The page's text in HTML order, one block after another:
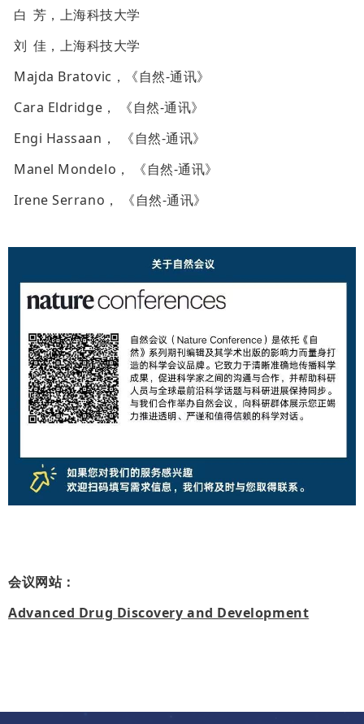
白 芳，上海科技大学
刘 佳，上海科技大学
Majda Bratovic，《自然-通讯》
Cara Eldridge， 《自然-通讯》
Engi Hassaan，
《自然-通讯》
Manel Mondelo， 《自然-通讯》
Irene Serrano， 《自然-通讯》
会议网站：
Advanced Drug Discovery and Development